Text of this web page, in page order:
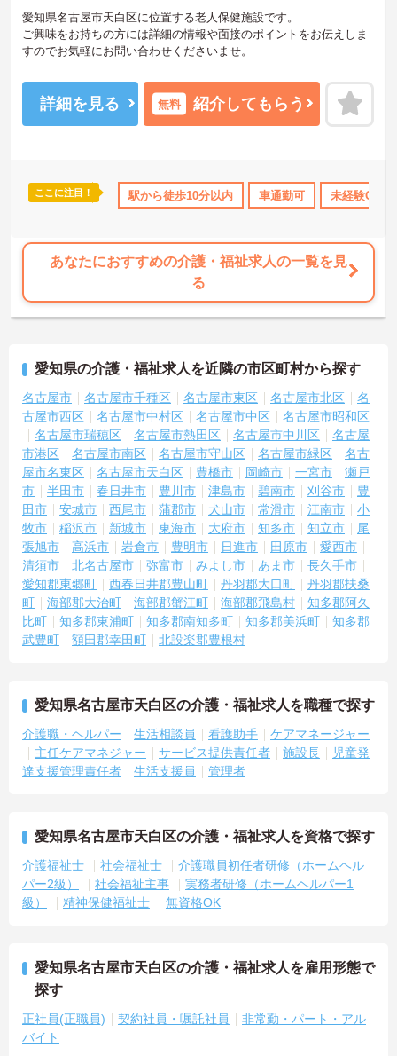
交通費支給
愛知県名古屋市天白区に位置する老人保健施設です。
ご興味をお持ちの方には詳細の情報や面接のポイントをお伝えしま
すのでお気軽にお問い合わせくださいませ。
詳細を見る 無料 紹介してもらう
ここに注目！ 駅から徒歩10分以内 車通勤可 未経験OK
あなたにおすすめの介護・福祉求人の一覧を見
る
愛知県の介護・福祉求人を近隣の市区町村から探す
名古屋市 名古屋市千種区 名古屋市東区 名古屋市北区
名
古屋市西区
名古屋市中村区 名古屋市中区
名古屋市昭和区
名古屋市瑞穂区
名古屋市熱田区 名古屋市中川区
名古屋
市港区
名古屋市南区 名古屋市守山区 名古屋市緑区
名古
屋市名東区
名古屋市天白区 豊橋市 岡崎市 一宮市
瀬戸
市
半田市 春日井市 豊川市 津島市 碧南市 刈谷市
豊
田市
安城市 西尾市 蒲郡市 犬山市 常滑市 江南市
小
牧市
稲沢市 新城市 東海市 大府市 知多市 知立市
尾
張旭市
高浜市 岩倉市 豊明市 日進市 田原市
愛西市
清須市
北名古屋市 弥富市 みよし市 あま市
長久手市
愛知郡東郷町
西春日井郡豊山町 丹羽郡大口町
丹羽郡扶桑
町
海部郡大治町 海部郡蟹江町 海部郡飛島村
知多郡阿久
比町
知多郡東浦町 知多郡南知多町 知多郡美浜町
知多郡
武豊町
額田郡幸田町 北設楽郡豊根村
愛知県名古屋市天白区の介護・福祉求人を職種で探す
介護職・ヘルパー 生活相談員 看護助手
ケアマネージャー
主任ケアマネジャー
サービス提供責任者 施設長
児童発
達支援管理責任者
生活支援員 管理者
愛知県名古屋市天白区の介護・福祉求人を資格で探す
介護福祉士 社会福祉士
介護職員初任者研修（ホームヘル
パー2級）
社会福祉主事
実務者研修（ホームヘルパー1
級）
精神保健福祉士 無資格OK
愛知県名古屋市天白区の介護・福祉求人を雇用形態で
探す
正社員(正職員) 契約社員・嘱託社員
非常勤・パート・アル
バイト